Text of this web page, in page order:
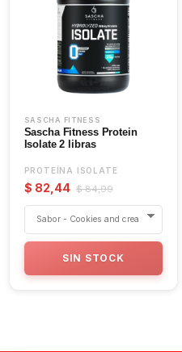
SASCHA FITNESS
Sascha Fitness Protein
Isolate 2 libras
PROTEÍNA ISOLATE
$ 82,44 $ 84,99
SIN STOCK